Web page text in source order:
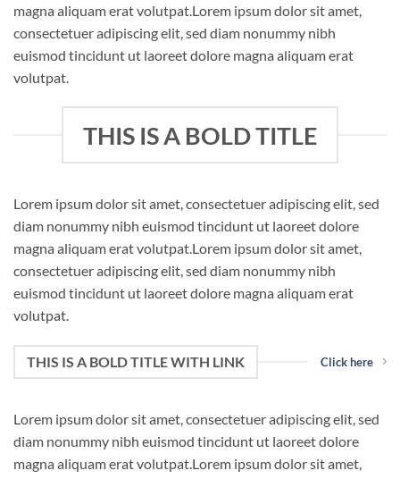
magna aliquam erat volutpat.Lorem ipsum dolor sit amet,
consectetuer adipiscing elit, sed diam nonummy nibh
euismod tincidunt ut laoreet dolore magna aliquam erat
volutpat.
THIS IS A BOLD TITLE
Lorem ipsum dolor sit amet, consectetuer adipiscing elit, sed
diam nonummy nibh euismod tincidunt ut laoreet dolore
magna aliquam erat volutpat.Lorem ipsum dolor sit amet,
consectetuer adipiscing elit, sed diam nonummy nibh
euismod tincidunt ut laoreet dolore magna aliquam erat
volutpat.
THIS IS A BOLD TITLE WITH LINK Click here
Lorem ipsum dolor sit amet, consectetuer adipiscing elit, sed
diam nonummy nibh euismod tincidunt ut laoreet dolore
magna aliquam erat volutpat.Lorem ipsum dolor sit amet,